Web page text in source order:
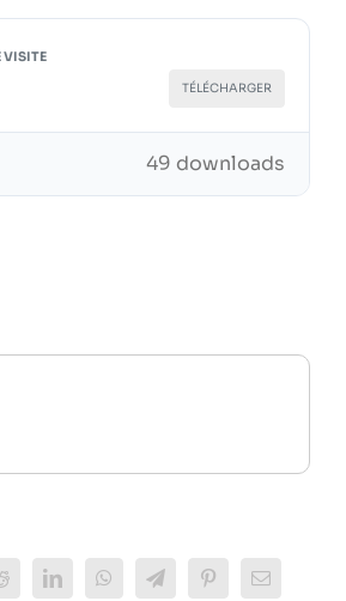
VISITE
TÉLÉCHARGER
49 downloads
LinkedInWhatsAppTelegramPinterestEmail